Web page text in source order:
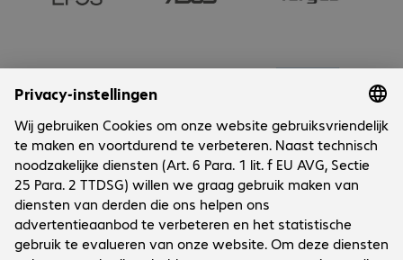
Onderneming
Cookies